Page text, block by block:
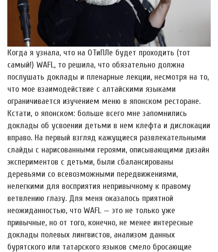
Когда я узнала, что на ОТиПЛе будет проходить (тот
самый!) WAFL, то решила, что обязательно должна
послушать доклады и пленарные лекции, несмотря на то,
что мое взаимодействие с алтайскими языками
ограничивается изучением меню в японском ресторане.
Кстати, о японском: больше всего мне запомнились
доклады об усвоении детьми в нем клефта и дислокации
вправо. На первый взгляд кажущиеся развлекательными
слайды с нарисованными героями, описывающими дизайн
экспериментов с детьми, были сбалансированы
деревьями со всевозможными передвижениями,
нелегкими для восприятия непривычному к правому
ветвлению глазу. Для меня оказалось приятной
неожиданностью, что WAFL — это не только уже
привычные, но от того, конечно, не менее интересные
доклады полевых лингвистов, анализом данных
бурятского или татарского языков смело бросающие